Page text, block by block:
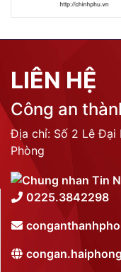
LIÊN HỆ
Công an
Địa chỉ: Số 2 Lê Đại
Phòng
0225.3842298